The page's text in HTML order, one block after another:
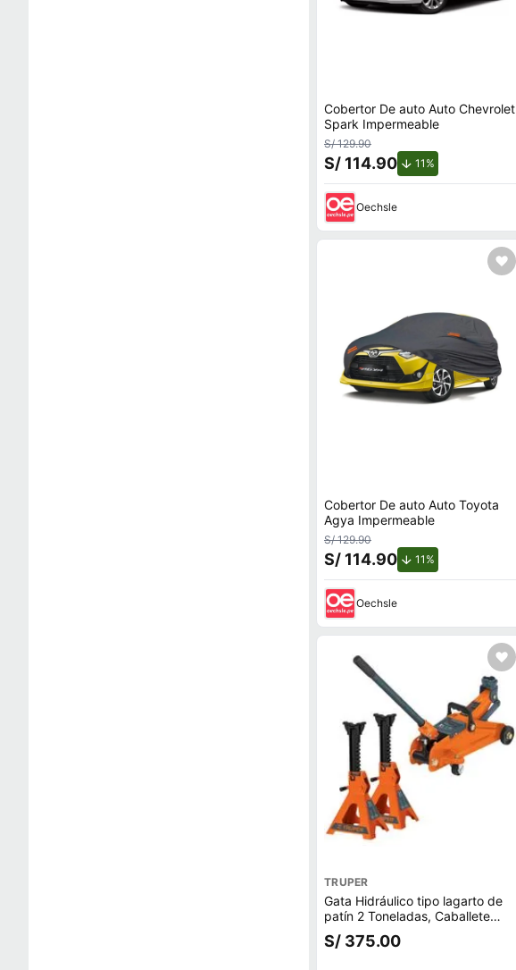
Cobertor De auto Auto Chevrolet
Spark Impermeable
S/ 129.90
S/ 114.90 11%de descuento.
Oechsle
Cobertor De auto Auto Toyota
Agya Impermeable
S/ 129.90
S/ 114.90 11%de descuento.
Oechsle
TRUPER
Gata Hidráulico tipo lagarto de
patín 2 Toneladas, Caballete
para auto 3 toneladas / 2
piezas, trupe
S/ 375.00